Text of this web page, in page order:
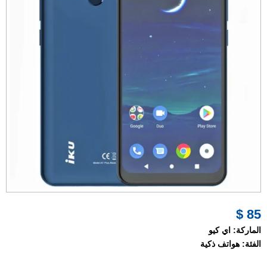
85 $
الماركة: اي كيو
الفئة: هواتف ذكية